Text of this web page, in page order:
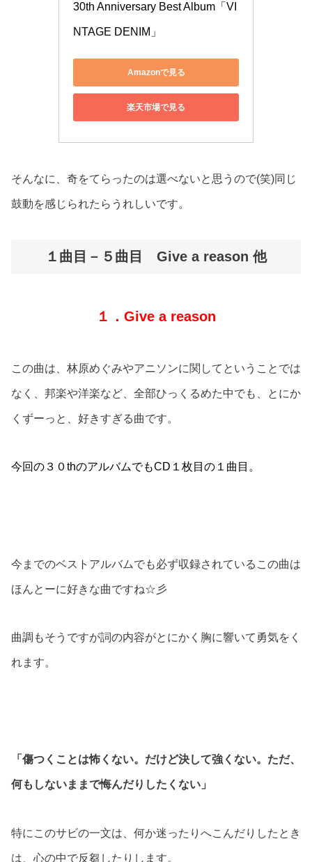
30th Anniversary Best Album「VI
NTAGE DENIM」
Amazonで見る
楽天市場で見る
そんなに、奇をてらったのは選べないと思うので(笑)同じ
鼓動を感じられたらうれしいです。
１曲目－５曲目 Give a reason 他
１．Give a reason
この曲は、林原めぐみやアニソンに関してということでは
なく、邦楽や洋楽など、全部ひっくるめた中でも、とにか
くずーっと、好きすぎる曲です。
今回の３０thのアルバムでもCD１枚目の１曲目。
今までのベストアルバムでも必ず収録されているこの曲は
ほんとーに好きな曲ですね☆彡
曲調もそうですが詞の内容がとにかく胸に響いて勇気をく
れます。
「傷つくことは怖くない。だけど決して強くない。ただ、
何もしないままで悔んだりしたくない」
特にこのサビの一文は、何か迷ったりへこんだりしたとき
は、心の中で反芻したりします。